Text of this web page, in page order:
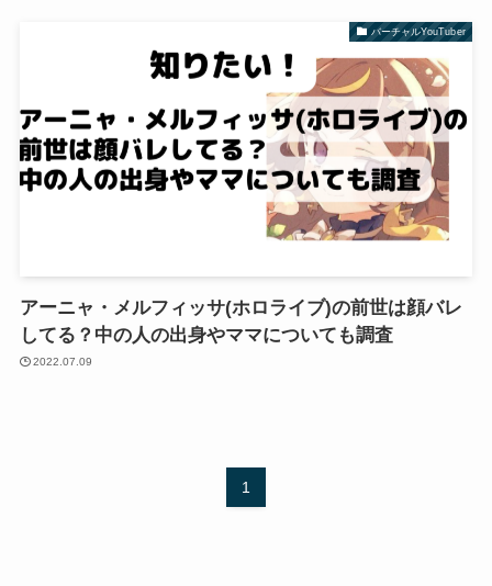
バーチャルYouTuber
アーニャ・メルフィッサ(ホロライブ)の前世は顔バレ
してる？中の人の出身やママについても調査
2022.07.09
1